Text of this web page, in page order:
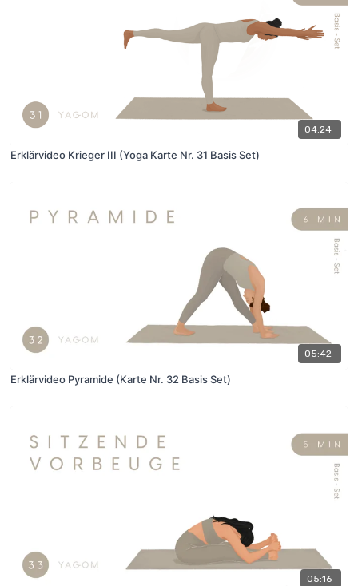
04:24
Erklärvideo Krieger III (Yoga Karte Nr. 31 Basis Set)
05:42
Erklärvideo Pyramide (Karte Nr. 32 Basis Set)
05:16